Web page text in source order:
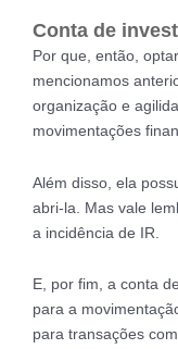
Conta de
Por que, então,
mencionamos
organização e
movimentações
Além disso, ela
abri-la. Mas vale
a incidência de IR.
E, por fim, a conta
para a
para transações